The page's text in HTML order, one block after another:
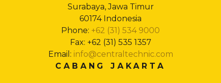
Surabaya, Jawa Timur
60174 Indonesia
Phone: +62 (31) 534 9000
Fax: +62 (31) 535 1357
Email: info@centraltechnic.com
CABANG JAKARTA